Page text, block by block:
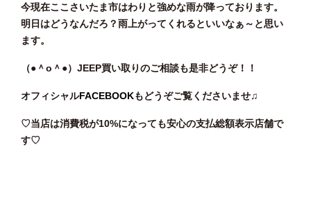
今現在ここさいたま市はわりと強めな雨が降っております。
明日はどうなんだろ？雨上がってくれるといいなぁ～と思い
ます。
（●＾o ＾●）JEEP買い取りのご相談も是非どうぞ！！
オフィシャルFACEBOOKもどうぞご覧くださいませ♫
♡当店は消費税が10%になっても安心の支払総額表示店舗で
す♡